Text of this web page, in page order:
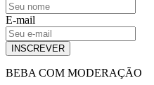
E-mail
INSCREVER
BEBA COM MODERAÇÃO